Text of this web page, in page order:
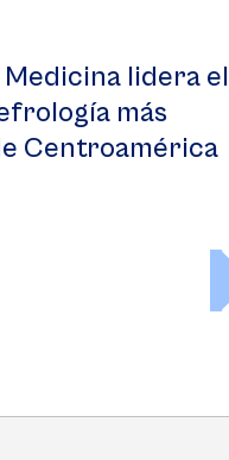
lidera el
más
Centroamérica